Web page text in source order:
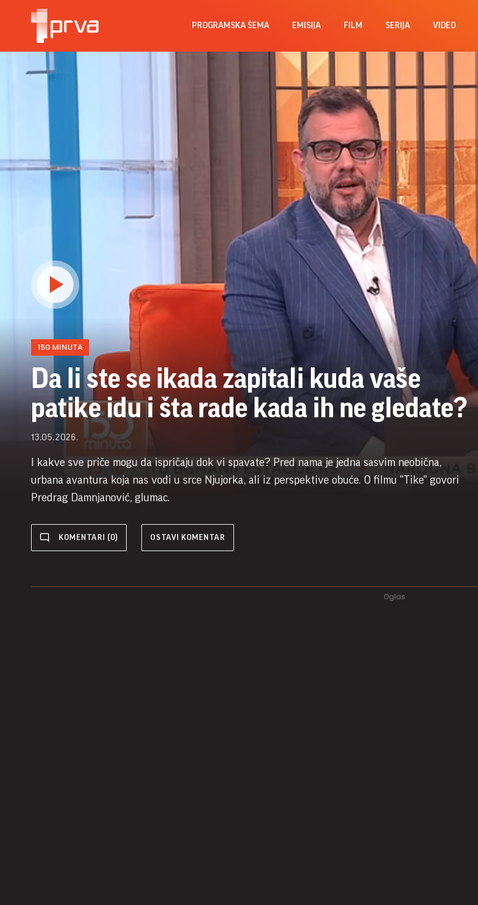
PROGRAMSKA ŠEMA EMISIJA FILM SERIJA VIDEO
150 MINUTA
Da li ste se ikada zapitali kuda vaše
patike idu i šta rade kada ih ne gledate?
13.05.2026.
I kakve sve priče mogu da ispričaju dok vi spavate? Pred nama je jedna sasvim neobična,
urbana avantura koja nas vodi u srce Njujorka, ali iz perspektive obuće. O filmu "Tike" govori
Predrag Damnjanović, glumac.
KOMENTARI (0) OSTAVI KOMENTAR